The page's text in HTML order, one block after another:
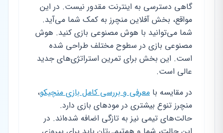
گاهی دسترسی به اینترنت مقدور نیست. در این
مواقع، بخش آفلاین منچرز به کمک شما می‌آید.
شما می‌توانید با هوش مصنوعی بازی کنید. هوش
مصنوعی بازی در سطوح مختلف طراحی شده
است. این بخش برای تمرین استراتژی‌های جدید
عالی است.
در مقایسه با معرفی و بررسی کامل بازی منچیکو،
منچرز تنوع بیشتری در مودهای بازی دارد.
حالت‌های تیمی نیز به تازگی اضافه شده‌اند. در